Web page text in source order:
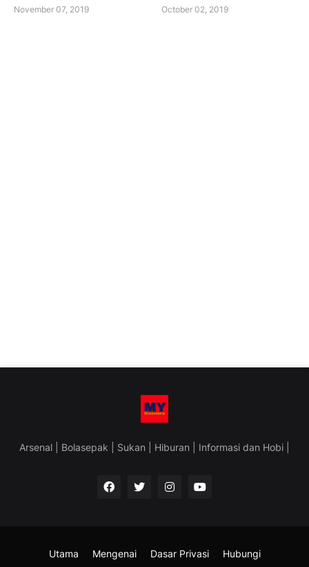
November 07, 2019 October 02, 2019
Arsenal | Bolasepak | Sukan | Hiburan | Informasi dan Hobi |
Utama Mengenai Dasar Privasi Hubungi